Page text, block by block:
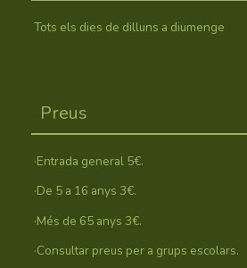
Tots els dies de dilluns a diumenge
Preus
·Entrada general 5€.
·De 5 a 16 anys 3€.
·Més de 65 anys 3€.
·Consultar preus per a grups escolars.